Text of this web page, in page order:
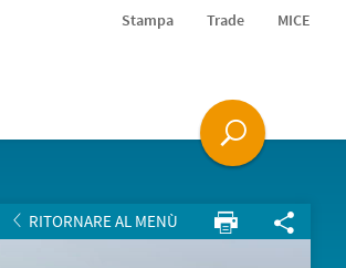
Stampa Trade MICE
RITORNARE AL MENÙ